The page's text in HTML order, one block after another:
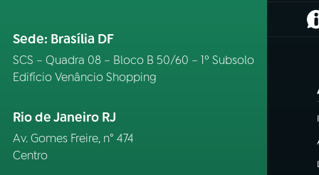
Sede: Brasília DF
SCS – Quadra 08 – Bloco B 50/60 – 1º Subsolo
Edifício Venâncio Shopping
Rio de Janeiro RJ
Av. Gomes Freire, n° 474
Centro